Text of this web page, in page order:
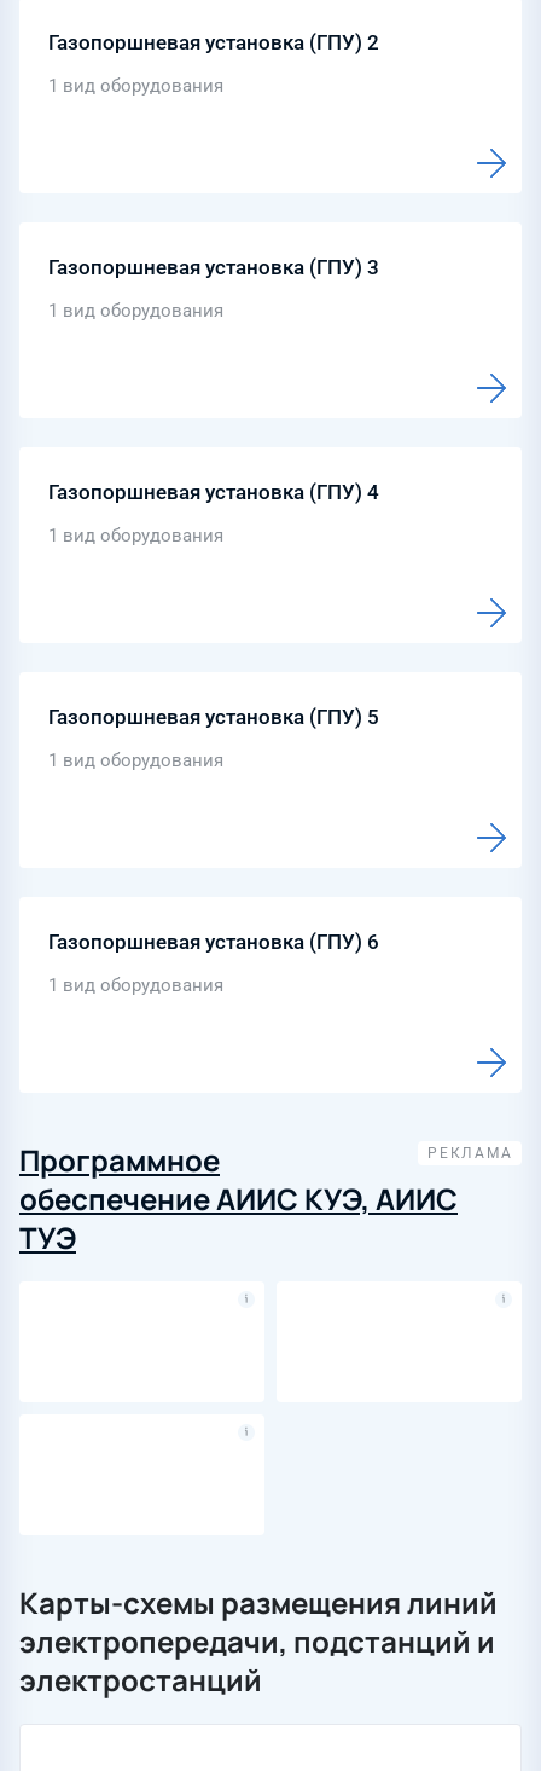
Газопоршневая установка (ГПУ) 2
1 вид оборудования
Газопоршневая установка (ГПУ) 3
1 вид оборудования
Газопоршневая установка (ГПУ) 4
1 вид оборудования
Газопоршневая установка (ГПУ) 5
1 вид оборудования
Газопоршневая установка (ГПУ) 6
1 вид оборудования
Программное
обеспечение АИИС КУЭ, АИИС
ТУЭ
Карты-схемы размещения линий
электропередачи, подстанций и
электростанций